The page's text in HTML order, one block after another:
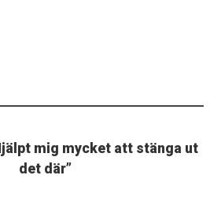
mig mycket att stänga ut
det där”